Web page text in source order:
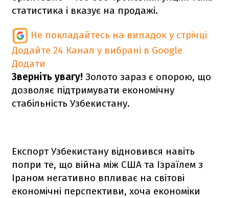
статистика і вказує на продажі.
Не покладайтесь на випадок у стрічці
Додайте 24 Канал у вибрані в Google
Додати
Зверніть увагу! Золото зараз є опорою, що
дозволяє підтримувати економічну
стабільність Узбекистану.
Експорт Узбекистану відновився навіть
попри те, що війна між США та Ізраїлем з
Іраном негативно впливає на світові
економічні перспективи, хоча економіки